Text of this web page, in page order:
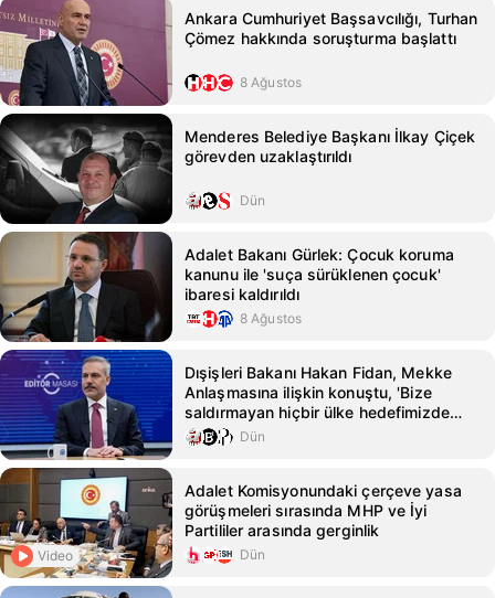
Ankara Cumhuriyet Başsavcılığı, Turhan
Çömez hakkında soruşturma başlattı
8 Ağustos
Menderes Belediye Başkanı İlkay Çiçek
görevden uzaklaştırıldı
Dün
Adalet Bakanı Gürlek: Çocuk koruma
kanunu ile 'suça sürüklenen çocuk'
ibaresi kaldırıldı
8 Ağustos
Dışişleri Bakanı Hakan Fidan, Mekke
Anlaşmasına ilişkin konuştu, 'Bize
saldırmayan hiçbir ülke hedefimizde
değil' dedi
Dün
Video
Adalet Komisyonundaki çerçeve yasa
görüşmeleri sırasında MHP ve İyi
Partililer arasında gerginlik
Dün